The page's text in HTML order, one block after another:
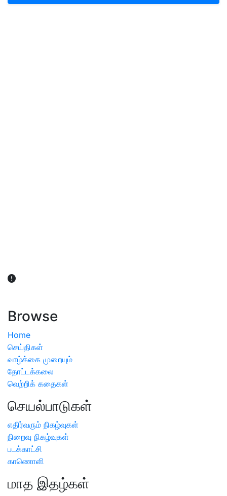
Browse
Home
செய்திகள்
வாழ்க்கை முறையும்
தோட்டக்கலை
வெற்றிக் கதைகள்
செயல்பாடுகள்
எதிர்வரும் நிகழ்வுகள்
நிறைவு நிகழ்வுகள்
படக்காட்சி
காணொளி
மாத இதழ்கள்